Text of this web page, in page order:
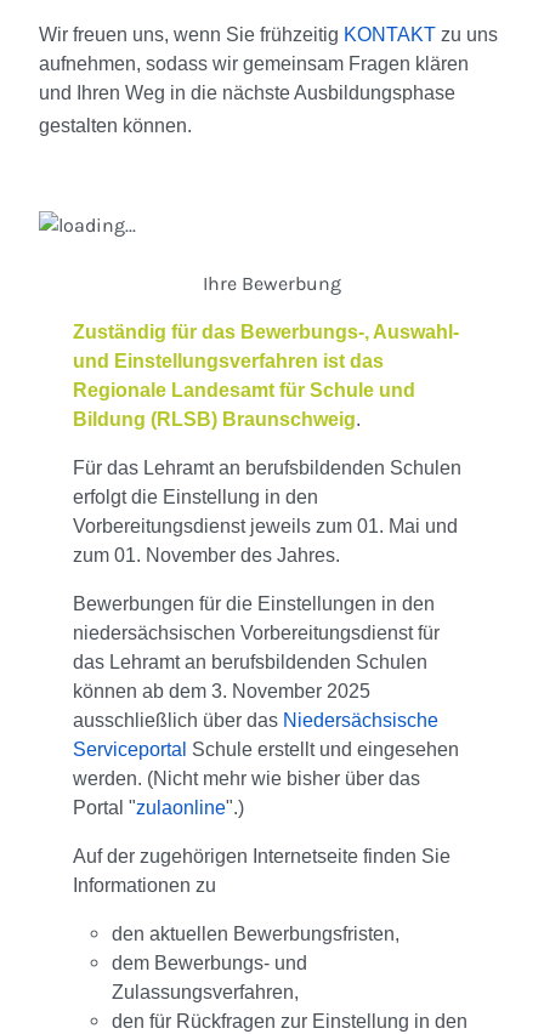
Wir freuen uns, wenn Sie frühzeitig KONTAKT zu uns
aufnehmen, sodass wir gemeinsam Fragen klären
und Ihren Weg in die nächste Ausbildungsphase
gestalten können.
Ihre Bewerbung
Zuständig für das Bewerbungs-, Auswahl-
und Einstellungsverfahren ist das
Regionale Landesamt für Schule und
Bildung (RLSB) Braunschweig.
Für das Lehramt an berufsbildenden Schulen
erfolgt die Einstellung in den
Vorbereitungsdienst jeweils zum 01. Mai und
zum 01. November des Jahres.
Bewerbungen für die Einstellungen in den
niedersächsischen Vorbereitungsdienst für
das Lehramt an berufsbildenden Schulen
können ab dem 3. November 2025
ausschließlich über das Niedersächsische
Serviceportal Schule erstellt und eingesehen
werden. (Nicht mehr wie bisher über das
Portal "zulaonline".)
Auf der zugehörigen Internetseite finden Sie
Informationen zu
den aktuellen Bewerbungsfristen,
dem Bewerbungs- und
Zulassungsverfahren,
den für Rückfragen zur Einstellung in den